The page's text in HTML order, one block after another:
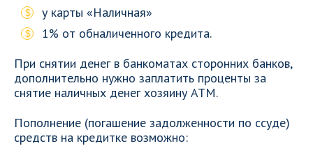
у карты «Наличная»
1% от обналиченного кредита.
При снятии денег в банкоматах сторонних банков,
дополнительно нужно заплатить проценты за
снятие наличных денег хозяину АТМ.
Пополнение (погашение задолженности по ссуде)
средств на кредитке возможно: